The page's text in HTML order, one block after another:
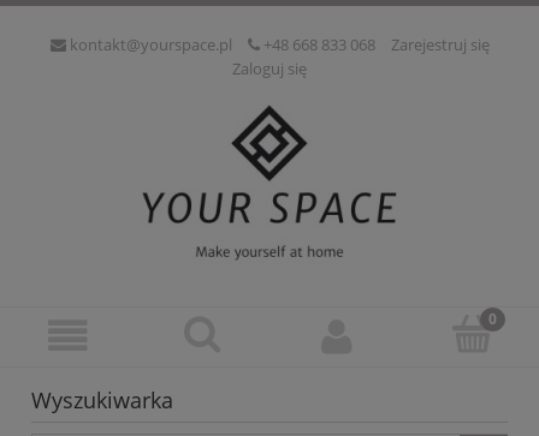
kontakt@yourspace.pl +48 668 833 068
Zarejestruj się
Zaloguj się
Wyszukiwarka